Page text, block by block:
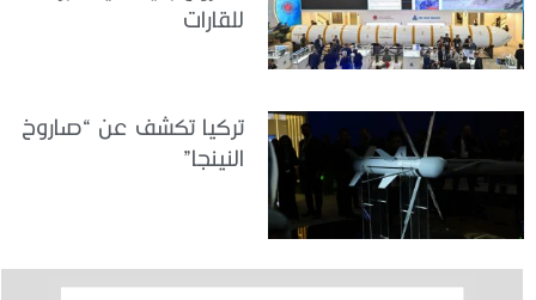
للقارات
تركيا تكشف عن “صاروخ
النينجا”